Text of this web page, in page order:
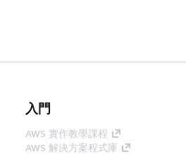
入門
AWS 實作教學課程
AWS 解決方案程式庫